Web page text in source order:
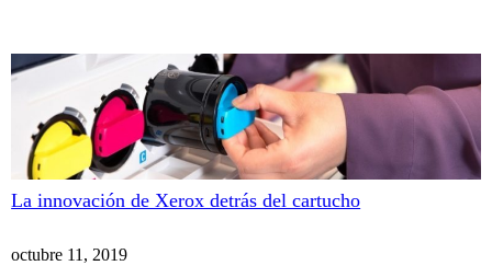
La innovación de Xerox detrás del cartucho
octubre 11, 2019